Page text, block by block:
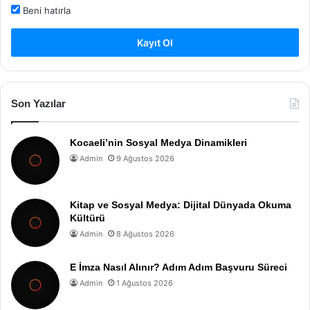
Beni hatırla
Kayıt Ol
Son Yazılar
Kocaeli’nin Sosyal Medya Dinamikleri
Admin 9 Ağustos 2026
Kitap ve Sosyal Medya: Dijital Dünyada Okuma
Kültürü
Admin 8 Ağustos 2026
E İmza Nasıl Alınır? Adım Adım Başvuru Süreci
Admin 1 Ağustos 2026